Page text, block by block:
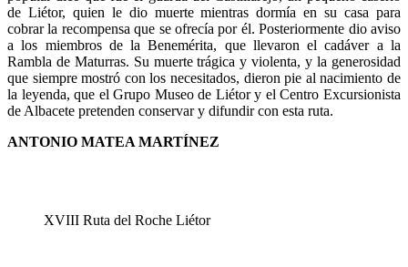
de Liétor, quien le dio muerte mientras dormía en su casa para
cobrar la recompensa que se ofrecía por él. Posteriormente dio aviso
a los miembros de la Benemérita, que llevaron el cadáver a la
Rambla de Maturras. Su muerte trágica y violenta, y la generosidad
que siempre mostró con los necesitados, dieron pie al nacimiento de
la leyenda, que el Grupo Museo de Liétor y el Centro Excursionista
de Albacete pretenden conservar y difundir con esta ruta.
ANTONIO MATEA MARTÍNEZ
XVIII Ruta del Roche Liétor